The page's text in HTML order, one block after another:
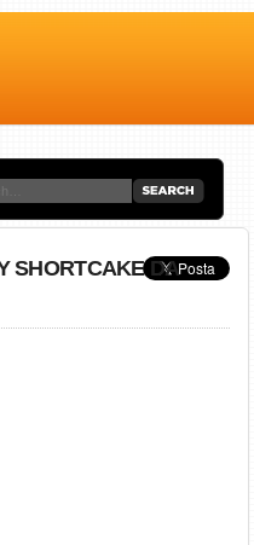
SHORTCAKE DA